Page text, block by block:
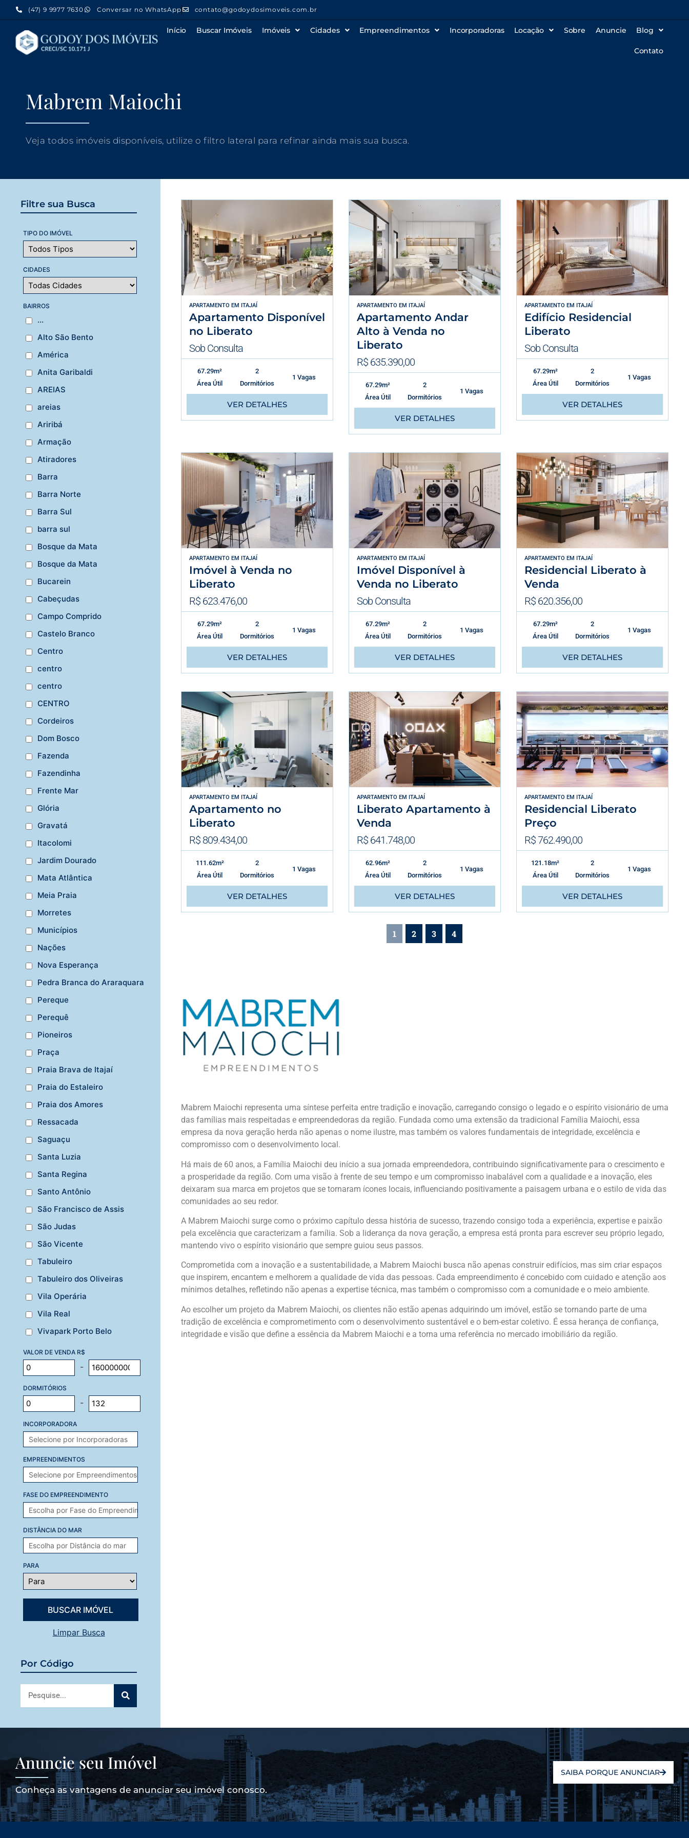
(47) 9 9977 7630 Conversar no WhatsApp contato@godoydosimoveis.com.br
Início Buscar Imóveis Imóveis Cidades Empreendimentos Incorporadoras Locação Sobre Anuncie Blog
Contato
Mabrem Maiochi
Veja todos imóveis disponíveis, utilize o filtro lateral para refinar ainda mais sua busca.
Filtre sua Busca
TIPO DO IMÓVEL
CIDADES
BAIRROS
...
Alto São Bento
América
Anita Garibaldi
AREIAS
areias
Ariribá
Armação
Atiradores
Barra
Barra Norte
Barra Sul
barra sul
Bosque da Mata
Bosque da Mata
Bucarein
Cabeçudas
Campo Comprido
Castelo Branco
Centro
centro
centro
CENTRO
Cordeiros
Dom Bosco
Fazenda
Fazendinha
Frente Mar
Glória
Gravatá
Itacolomi
Jardim Dourado
Mata Atlântica
Meia Praia
Morretes
Municípios
Nações
Nova Esperança
Pedra Branca do Araraquara
Pereque
Perequê
Pioneiros
Praça
Praia Brava de Itajaí
Praia do Estaleiro
Praia dos Amores
Ressacada
Saguaçu
Santa Luzia
Santa Regina
Santo Antônio
São Francisco de Assis
São Judas
São Vicente
Tabuleiro
Tabuleiro dos Oliveiras
Vila Operária
Vila Real
Vivapark Porto Belo
VALOR DE VENDA R$
-
DORMITÓRIOS
-
INCORPORADORA
EMPREENDIMENTOS
FASE DO EMPREENDIMENTO
DISTÂNCIA DO MAR
PARA
Limpar Busca
Por Código
APARTAMENTO EM ITAJAÍ
Apartamento Disponível
no Liberato
Sob Consulta
67.29m²
Área Útil
2
Dormitórios
1 Vagas
VER DETALHES
APARTAMENTO EM ITAJAÍ
Apartamento Andar
Alto à Venda no
Liberato
R$ 635.390,00
67.29m²
Área Útil
2
Dormitórios
1 Vagas
VER DETALHES
APARTAMENTO EM ITAJAÍ
Edifício Residencial
Liberato
Sob Consulta
67.29m²
Área Útil
2
Dormitórios
1 Vagas
VER DETALHES
APARTAMENTO EM ITAJAÍ
Imóvel à Venda no
Liberato
R$ 623.476,00
67.29m²
Área Útil
2
Dormitórios
1 Vagas
VER DETALHES
APARTAMENTO EM ITAJAÍ
Imóvel Disponível à
Venda no Liberato
Sob Consulta
67.29m²
Área Útil
2
Dormitórios
1 Vagas
VER DETALHES
APARTAMENTO EM ITAJAÍ
Residencial Liberato à
Venda
R$ 620.356,00
67.29m²
Área Útil
2
Dormitórios
1 Vagas
VER DETALHES
APARTAMENTO EM ITAJAÍ
Apartamento no
Liberato
R$ 809.434,00
111.62m²
Área Útil
2
Dormitórios
1 Vagas
VER DETALHES
APARTAMENTO EM ITAJAÍ
Liberato Apartamento à
Venda
R$ 641.748,00
62.96m²
Área Útil
2
Dormitórios
1 Vagas
VER DETALHES
APARTAMENTO EM ITAJAÍ
Residencial Liberato
Preço
R$ 762.490,00
121.18m²
Área Útil
2
Dormitórios
1 Vagas
VER DETALHES
1 2 3 4
Mabrem Maiochi representa uma síntese perfeita entre tradição e inovação, carregando consigo o legado e o espírito visionário de uma
das famílias mais respeitadas e empreendedoras da região. Fundada como uma extensão da tradicional Família Maiochi, essa
empresa da nova geração herda não apenas o nome ilustre, mas também os valores fundamentais de integridade, excelência e
compromisso com o desenvolvimento local.
Há mais de 60 anos, a Família Maiochi deu início a sua jornada empreendedora, contribuindo significativamente para o crescimento e
a prosperidade da região. Com uma visão à frente de seu tempo e um compromisso inabalável com a qualidade e a inovação, eles
deixaram sua marca em projetos que se tornaram ícones locais, influenciando positivamente a paisagem urbana e o estilo de vida das
comunidades ao seu redor.
A Mabrem Maiochi surge como o próximo capítulo dessa história de sucesso, trazendo consigo toda a experiência, expertise e paixão
pela excelência que caracterizam a família. Sob a liderança da nova geração, a empresa está pronta para escrever seu próprio legado,
mantendo vivo o espírito visionário que sempre guiou seus passos.
Comprometida com a inovação e a sustentabilidade, a Mabrem Maiochi busca não apenas construir edifícios, mas sim criar espaços
que inspirem, encantem e melhorem a qualidade de vida das pessoas. Cada empreendimento é concebido com cuidado e atenção aos
mínimos detalhes, refletindo não apenas a expertise técnica, mas também o compromisso com a comunidade e o meio ambiente.
Ao escolher um projeto da Mabrem Maiochi, os clientes não estão apenas adquirindo um imóvel, estão se tornando parte de uma
tradição de excelência e comprometimento com o desenvolvimento sustentável e o bem-estar coletivo. É essa herança de confiança,
integridade e visão que define a essência da Mabrem Maiochi e a torna uma referência no mercado imobiliário da região.
Anuncie seu Imóvel
Conheça as vantagens de anunciar seu imóvel conosco.
SAIBA PORQUE ANUNCIAR